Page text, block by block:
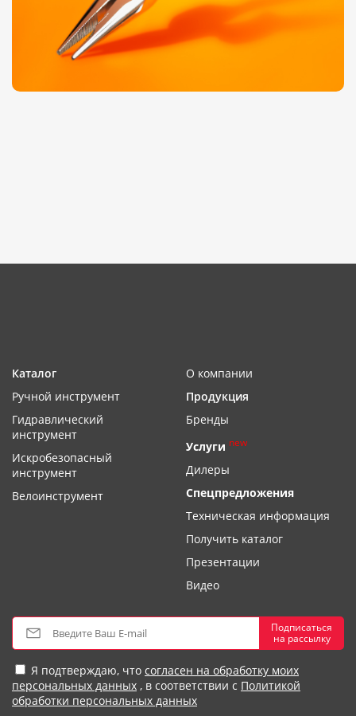
Каталог
Ручной инструмент
Гидравлический
инструмент
Искробезопасный
инструмент
Велоинструмент
О компании
Продукция
Бренды
Услуги new
Дилеры
Спецпредложения
Техническая информация
Получить каталог
Презентации
Видео
Подписаться
на рассылку
Я подтверждаю, что согласен на обработку моих
персональных данных , в соответствии с Политикой
обработки персональных данных